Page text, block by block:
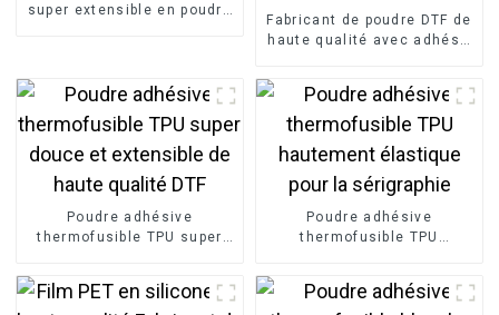
super extensible en poudre
Fabricant de poudre DTF de
haute qualité avec adhésif
Poudre adhésive
thermofusible TPU super
Poudre adhésive
thermofusible TPU